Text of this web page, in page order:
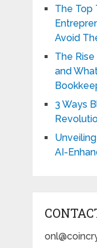
The Top
Avoid
The
and
3 Ways
AI-